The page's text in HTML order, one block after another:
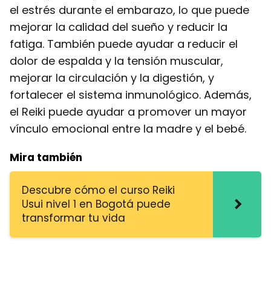
el estrés durante el embarazo, lo que puede
mejorar la calidad del sueño y reducir la
fatiga. También puede ayudar a reducir el
dolor de espalda y la tensión muscular,
mejorar la circulación y la digestión, y
fortalecer el sistema inmunológico. Además,
el Reiki puede ayudar a promover un mayor
vínculo emocional entre la madre y el bebé.
Mira también
Descubre cómo el curso Reiki
Usui nivel 1 en Bogotá puede
transformar tu vida